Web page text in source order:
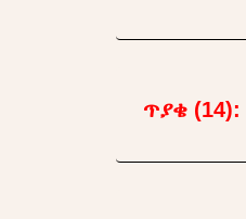
ጥያቄ (14):